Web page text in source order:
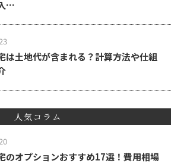
…
は土地代が含まれる？計算方法や仕組
人気コラム
のオプションおすすめ17選！費用相場